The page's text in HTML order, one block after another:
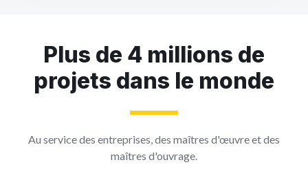
Plus de 4 millions de
projets dans le monde
Au service des entreprises, des maîtres d'œuvre et des
maîtres d'ouvrage.